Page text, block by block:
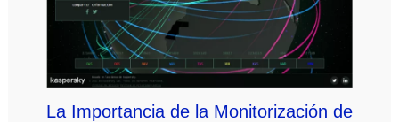
La Importancia de la Monitorización de